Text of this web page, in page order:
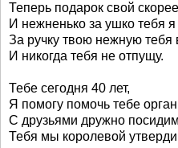
Теперь подарок свой
И нежненько за ушко тебя я
За ручку твою нежную тебя
И никогда тебя не отпущу.
Тебе сегодня 40 лет,
Я помогу помочь тебе
С друзьями дружно
Тебя мы королевой